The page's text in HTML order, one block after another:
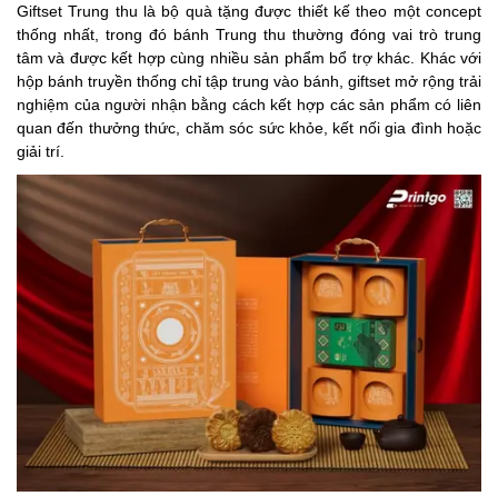
Giftset Trung thu là bộ quà tặng được thiết kế theo một concept
thống nhất, trong đó bánh Trung thu thường đóng vai trò trung
tâm và được kết hợp cùng nhiều sản phẩm bổ trợ khác. Khác với
hộp bánh truyền thống chỉ tập trung vào bánh, giftset mở rộng trải
nghiệm của người nhận bằng cách kết hợp các sản phẩm có liên
quan đến thưởng thức, chăm sóc sức khỏe, kết nối gia đình hoặc
giải trí.